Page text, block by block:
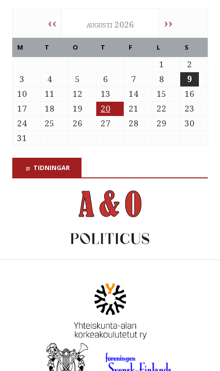
‹‹ augusti 2026 ››
M T O T F L S
1
2
3
4 5 6 7 8
9
10
11 12 13 14 15
16
17
18 19 20 21 22
23
24
25 26 27 28 29
30
31
TIDNINGAR